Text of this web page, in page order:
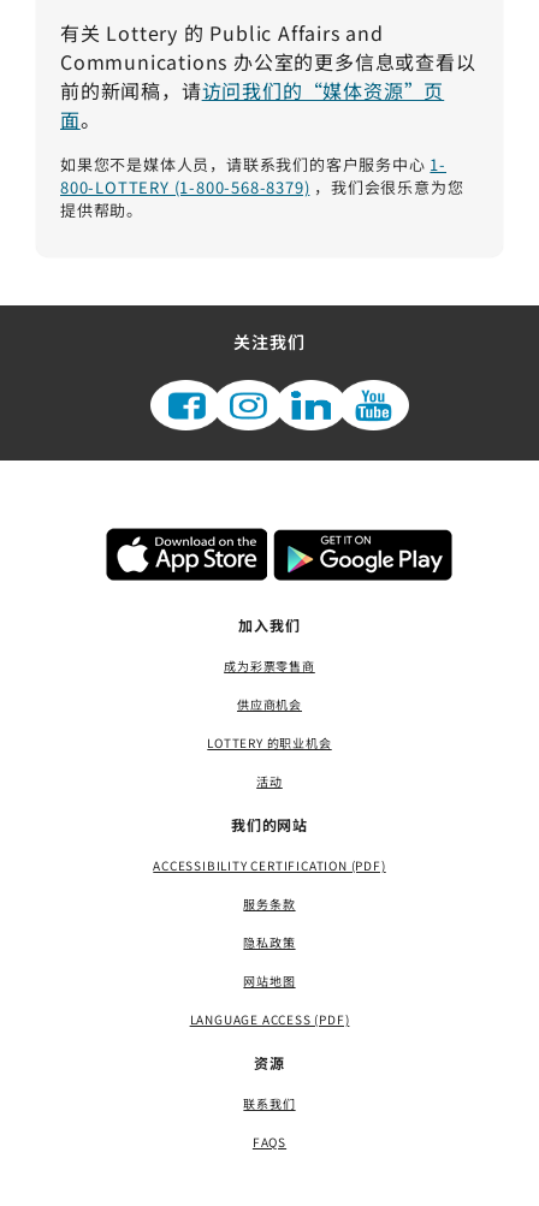
有关 Lottery 的 Public Affairs and
Communications 办公室的更多信息或查看以
前的新闻稿，请访问我们的“媒体资源”页
面。
如果您不是媒体人员，请联系我们的客户服务中心 1-
800-LOTTERY (1-800-568-8379) ，我们会很乐意为您
提供帮助。
关注我们
加入我们
成为彩票零售商
供应商机会
LOTTERY 的职业机会
活动
我们的网站
ACCESSIBILITY CERTIFICATION (PDF)
服务条款
隐私政策
网站地图
LANGUAGE ACCESS (PDF)
资源
联系我们
FAQS